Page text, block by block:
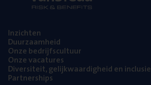
Inzich­ten
Duur­zaam­heid
Onze bedrijfs­cul­tuur
Onze vaca­tu­res
Diver­si­teit, gelijk­waar­dig­heid en inclusie
Part­ner­ships